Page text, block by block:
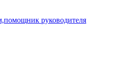
руководителя